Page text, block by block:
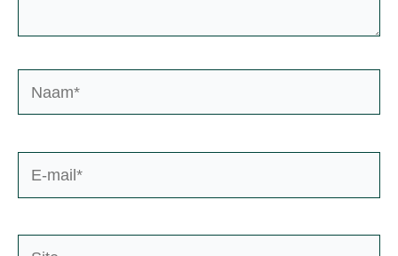
Naam*
E-
mail*
Site